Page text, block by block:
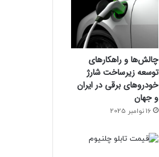
چالش‌ها و راهکارهای
توسعه زیرساخت شارژ
خودروهای برقی در ایران
و جهان
16 نوامبر 2025